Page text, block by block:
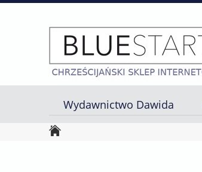
Wydawnictwo Dawida